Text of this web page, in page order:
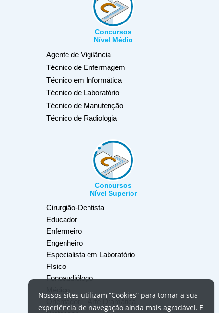
Concursos
Nível Médio
Agente de Vigilância
Técnico de Enfermagem
Técnico em Informática
Técnico de Laboratório
Técnico de Manutenção
Técnico de Radiologia
Concursos
Nível Superior
Cirurgião-Dentista
Educador
Enfermeiro
Engenheiro
Especialista em Laboratório
Físico
Fonoaudiólogo
Nossos sites utilizam “Cookies” para tornar a sua
experiência de navegação ainda mais agradável. E